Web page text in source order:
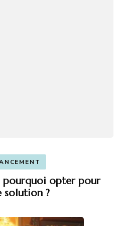
pourquoi opter pour
solution ?